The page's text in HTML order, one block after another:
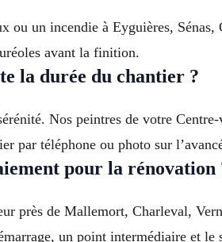
ou un incendie à Eyguières,
avant la finition.
la durée du chantier ?
Nos peintres de votre
par téléphone ou photo sur
pour la rénovation
près de Mallemort, Charleval,
un point intermédiaire et le